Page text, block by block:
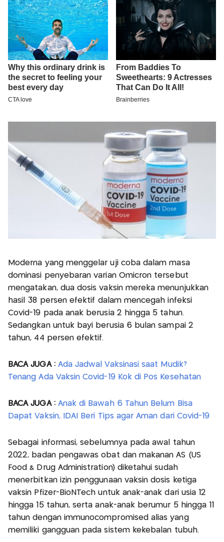
Moderna yang menggelar uji coba dalam masa
dominasi penyebaran varian Omicron tersebut
mengatakan, dua dosis vaksin mereka menunjukkan
hasil 38 persen efektif dalam mencegah infeksi
Covid-19 pada anak berusia 2 hingga 5 tahun.
Sedangkan untuk bayi berusia 6 bulan sampai 2
tahun, 44 persen efektif.
BACA JUGA : Ada Jadwal Vaksinasi saat Mudik?
Tenang Ada Vaksin Covid-19 Kok di Pos Kesehatan
BACA JUGA : Anak di Bawah 6 Tahun Belum Bisa
Dapat Vaksin, IDAI Beri Tips agar Aman dari Covid-19
Sebagai informasi, sebelumnya pada awal tahun
2022, badan pengawas obat dan makanan AS (US
Food & Drug Administration) diketahui sudah
menerbitkan izin penggunaan vaksin dosis ketiga
vaksin Pfizer-BioNTech untuk anak-anak dari usia 12
hingga 15 tahun, serta anak-anak berumur 5 hingga 11
tahun dengan immunocompromised alias yang
memiliki gangguan pada sistem kekebalan tubuh.